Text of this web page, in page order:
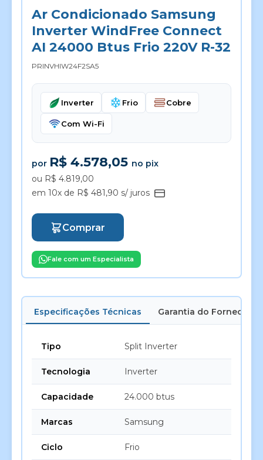
Ar Condicionado Samsung
Inverter WindFree Connect
AI 24000 Btus Frio 220V R-32
PRINVHIW24F2SA5
Inverter Frio Cobre
Com Wi-Fi
por R$ 4.578,05 no pix
ou R$ 4.819,00
em 10x de R$ 481,90 s/ juros
Comprar
Fale com um Especialista
Especificações Técnicas Garantia do Fornecedor
Tipo Split Inverter
Tecnologia Inverter
Capacidade 24.000 btus
Marcas Samsung
Ciclo Frio